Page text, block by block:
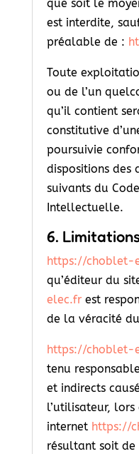
que soit le
est interdite,
préalable de :
Toute
ou de l’un
qu’il contient
constitutive
poursuivie
dispositions
suivants du
Intellectuelle.
6.
https://choblet-
qu’éditeur du
elec.fr est
de la véracité
https://choblet-
tenu
et indirects
l’utilisateur, lors
internet https://
résultant soit de